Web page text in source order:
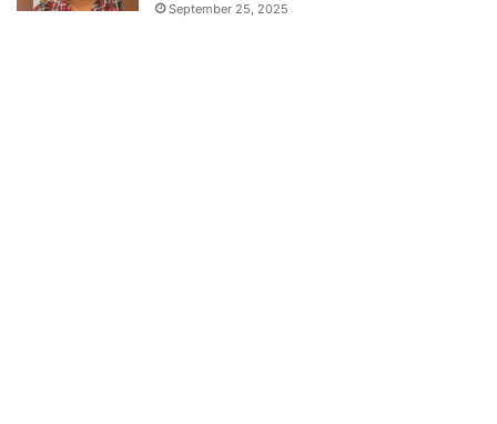
September 25, 2025